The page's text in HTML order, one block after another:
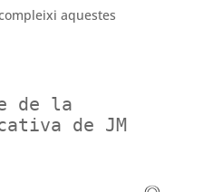
aquestes
de la
de JM